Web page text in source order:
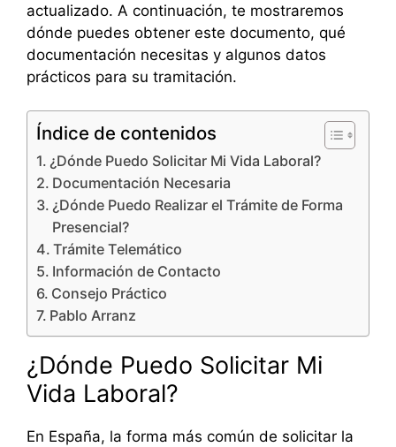
actualizado. A continuación, te mostraremos
dónde puedes obtener este documento, qué
documentación necesitas y algunos datos
prácticos para su tramitación.
Índice de contenidos
¿Dónde Puedo Solicitar Mi Vida Laboral?
Documentación Necesaria
¿Dónde Puedo Realizar el Trámite de Forma
Presencial?
Trámite Telemático
Información de Contacto
Consejo Práctico
Pablo Arranz
¿Dónde Puedo Solicitar Mi
Vida Laboral?
En España, la forma más común de solicitar la